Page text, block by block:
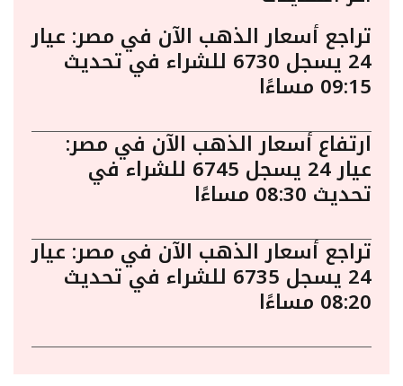
تراجع أسعار الذهب الآن في مصر: عيار
24 يسجل 6730 للشراء في تحديث
09:15 مساءًا
ارتفاع أسعار الذهب الآن في مصر:
عيار 24 يسجل 6745 للشراء في
تحديث 08:30 مساءًا
تراجع أسعار الذهب الآن في مصر: عيار
24 يسجل 6735 للشراء في تحديث
08:20 مساءًا